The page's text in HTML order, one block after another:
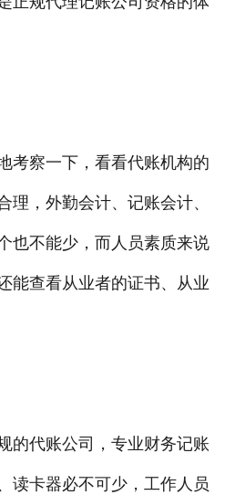
考察一下，看看代账机构的
理，外勤会计、记账会计、
也不能少，而人员素质来说
能查看从业者的证书、从业
的代账公司，专业财务记账
读卡器必不可少，工作人员